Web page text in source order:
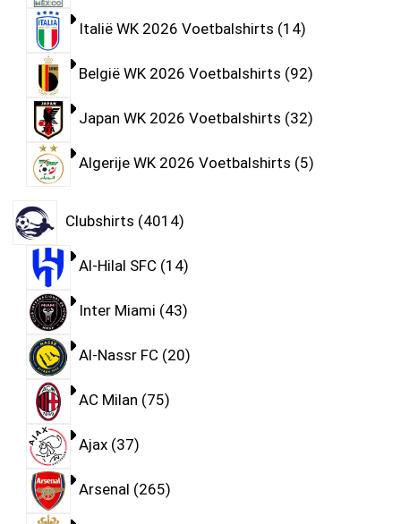
Italië WK 2026 Voetbalshirts 14
België WK 2026 Voetbalshirts 92
Japan WK 2026 Voetbalshirts 32
Algerije WK 2026 Voetbalshirts 5
Clubshirts 4014
Al-Hilal SFC 14
Inter Miami 43
Al-Nassr FC 20
AC Milan 75
Ajax 37
Arsenal 265